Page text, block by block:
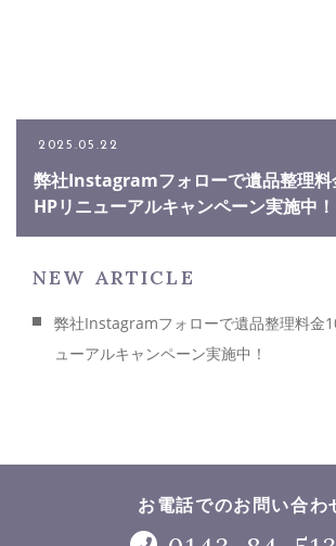
0143-84-
メールでのお問い合わせ
CONTACT
2025.05.22
弊社Instagramフォローで遺品整理料
HPリニューアルキャンペーン実施中！
NEW ARTICLE
弊社Instagramフォローで遺品整理料金
ューアルキャンペーン実施中！
お電話でのお問い合わ